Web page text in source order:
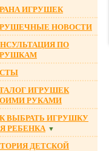
ИГРУШЕК
НОВОСТИ
ПО
ИГРУШЕК
РУКАМИ
ВЫБРАТЬ ИГРУШКУ
РЕБЕНКА ▼
ДЕТСКОЙ